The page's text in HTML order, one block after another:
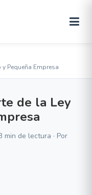
Pequeña Empresa
de la Ley
min de lectura · Por